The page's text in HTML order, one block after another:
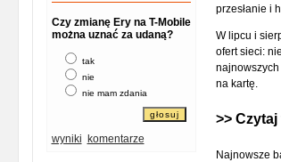
Czy zmianę Ery na T-Mobile
można uznać za udaną?
tak
nie
nie mam zdania
wyniki komentarze
przesłanie i
W lipcu i
ofert sieci:
na kartę.
>> Czytaj
Najnowsze